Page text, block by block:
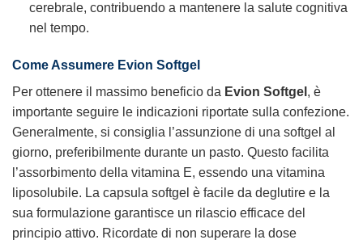
cerebrale, contribuendo a mantenere la salute cognitiva
nel tempo.
Come Assumere Evion Softgel
Per ottenere il massimo beneficio da Evion Softgel , è
importante seguire le indicazioni riportate sulla confezione.
Generalmente, si consiglia l’assunzione di una softgel al
giorno, preferibilmente durante un pasto. Questo facilita
l’assorbimento della vitamina E, essendo una vitamina
liposolubile. La capsula softgel è facile da deglutire e la
sua formulazione garantisce un rilascio efficace del
principio attivo. Ricordate di non superare la dose